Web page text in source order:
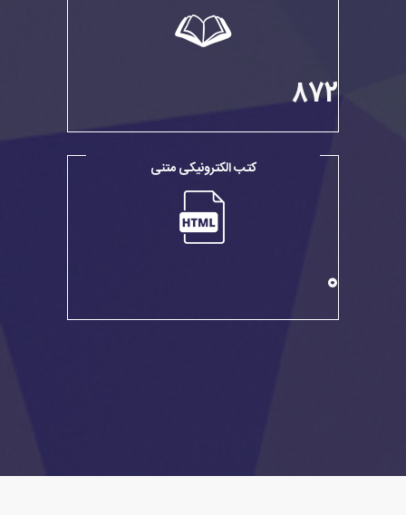
872
کتب الکترونیکی متنی
0